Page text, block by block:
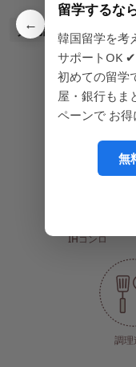
共同設備
CCTV(防犯カメラ)
IHコンロ
調理
←
留学するな
韓国留学を考
サポートOK
初めての留学
屋・銀行もま
ペーンで お得
無